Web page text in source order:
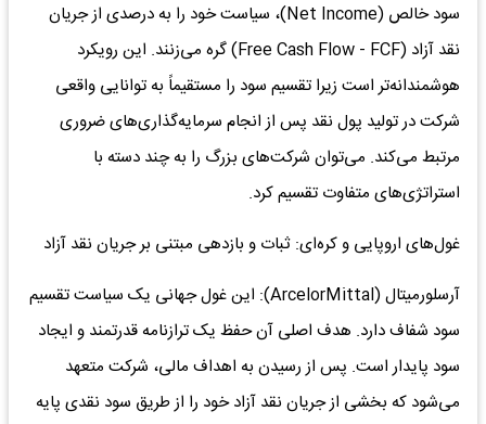
سود خالص (Net Income)، سیاست خود را به درصدی از جریان
نقد آزاد (Free Cash Flow - FCF) گره می‌زنند. این رویکرد
هوشمندانه‌تر است زیرا تقسیم سود را مستقیماً به توانایی واقعی
شرکت در تولید پول نقد پس از انجام سرمایه‌گذاری‌های ضروری
مرتبط می‌کند. می‌توان شرکت‌های بزرگ را به چند دسته با
استراتژی‌های متفاوت تقسیم کرد.
غول‌های اروپایی و کره‌ای: ثبات و بازدهی مبتنی بر جریان نقد آزاد
آرسلورمیتال (ArcelorMittal): این غول جهانی یک سیاست تقسیم
سود شفاف دارد. هدف اصلی آن حفظ یک ترازنامه قدرتمند و ایجاد
سود پایدار است. پس از رسیدن به اهداف مالی، شرکت متعهد
می‌شود که بخشی از جریان نقد آزاد خود را از طریق سود نقدی پایه